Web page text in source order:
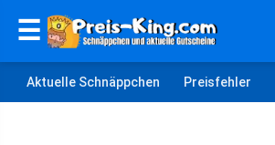
☰
Aktuelle Schnäppchen Preisfehler